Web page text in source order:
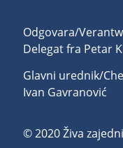
Odgovara/
Delegat fra Petar
Glavni urednik/
Ivan Gavranović
© 2020 Živa